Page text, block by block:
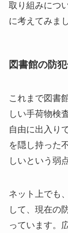
取り組みにつ
に考えてみま
図書館の防
これまで図書
しい手荷物検
自由に出入り
を隠し持った
しいという弱
ネット上でも
して、現在の
っています。